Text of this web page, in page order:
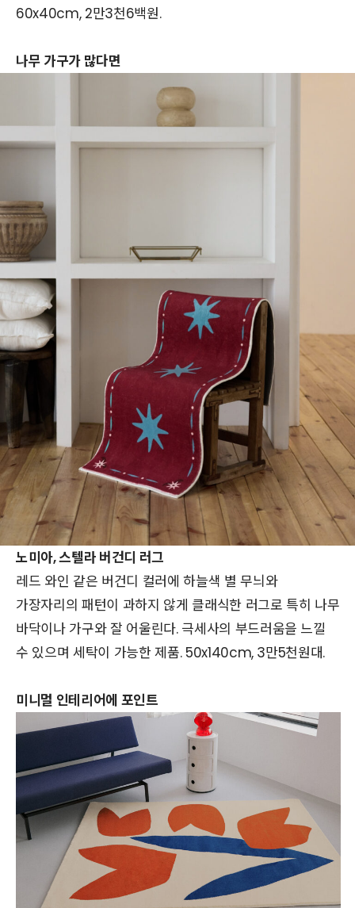
60x40cm, 2만3천6백원.
나무 가구가 많다면
노미아, 스텔라 버건디 러그
레드 와인 같은 버건디 컬러에 하늘색 별 무늬와
가장자리의 패턴이 과하지 않게 클래식한 러그로 특히 나무
바닥이나 가구와 잘 어울린다. 극세사의 부드러움을 느낄
수 있으며 세탁이 가능한 제품. 50x140cm, 3만5천원대.
미니멀 인테리어에 포인트